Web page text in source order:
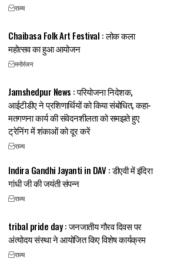
राज्य
Chaibasa Folk Art Festival : लोक कला
महोत्सव का हुआ आयोजन
मनोरंजन
Jamshedpur News : परियोजना निदेशक,
आईटीडीए ने प्रशिणार्थियों को किया संबोधित, कहा-
मतगणना कार्य की संवेदनशीलता को समझते हुए
ट्रेनिंग में शंकाओं को दूर करें
राज्य
Indira Gandhi Jayanti in DAV : डीएवी में इंदिरा
गांधी जी की जयंती संपन्न
राज्य
tribal pride day : जनजातीय गौरव दिवस पर
अंत्योदय संस्था ने आयोजित किए विशेष कार्यक्रम
राज्य